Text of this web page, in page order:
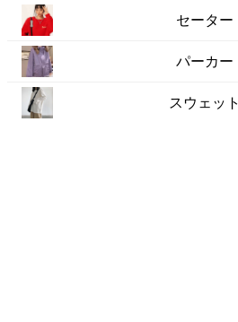
セーター
パーカー
スウェット